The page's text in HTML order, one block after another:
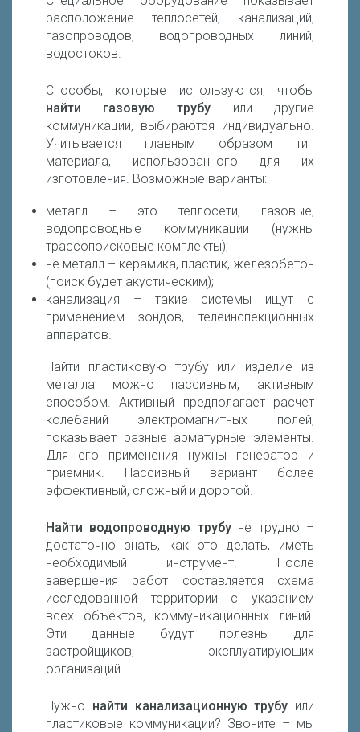
расположение теплосетей, канализаций,
газопроводов, водопроводных линий,
водостоков.
Способы, которые используются, чтобы
найти газовую трубу или другие
коммуникации, выбираются индивидуально.
Учитывается главным образом тип
материала, использованного для их
изготовления. Возможные варианты:
металл – это теплосети, газовые,
водопроводные коммуникации (нужны
трассопоисковые комплекты);
не металл – керамика, пластик, железобетон
(поиск будет акустическим);
канализация – такие системы ищут с
применением зондов, телеинспекционных
аппаратов.
Найти пластиковую трубу или изделие из
металла можно пассивным, активным
способом. Активный предполагает расчет
колебаний электромагнитных полей,
показывает разные арматурные элементы.
Для его применения нужны генератор и
приемник. Пассивный вариант более
эффективный, сложный и дорогой.
Найти водопроводную трубуне трудно –
достаточно знать, как это делать, иметь
необходимый инструмент. После
завершения работ составляется схема
исследованной территории с указанием
всех объектов, коммуникационных линий.
Эти данные будут полезны для
застройщиков, эксплуатирующих
организаций.
Нужно найти канализационную трубу или
пластиковые коммуникации? Звоните – мы